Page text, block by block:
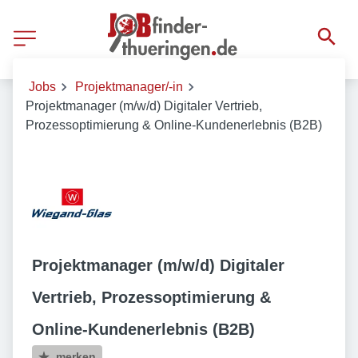
Jobs
Projektmanager/-in
Projektmanager (m/w/d) Digitaler Vertrieb,
Prozessoptimierung & Online-Kundenerlebnis (B2B)
Projektmanager (m/w/d) Digitaler
Vertrieb, Prozessoptimierung &
Online-Kundenerlebnis (B2B)